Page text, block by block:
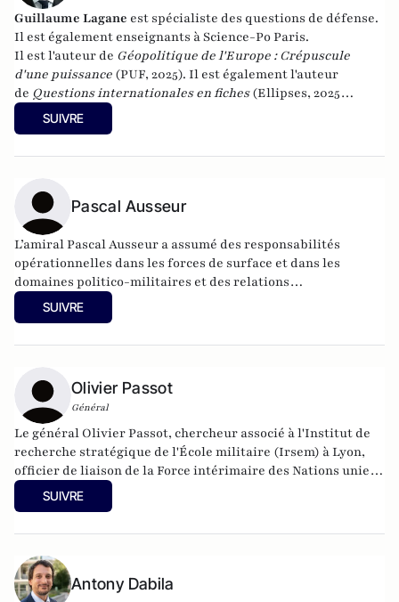
Guillaume Lagane est spécialiste des questions de défense.
Il est également enseignants à Science-Po Paris.
Il est l'auteur de Géopolitique de l'Europe : Crépuscule
d'une puissance (PUF, 2025). Il est également l'auteur
de Questions internationales en fiches (Ellipses, 2025
(cinquième édition)) et de
internationales(Ellipses 2016).
SUIVRE
Pascal Ausseur
L’amiral Pascal Ausseur a assumé des responsabilités
opérationnelles dans les forces de surface et dans les
domaines politico-militaires et des relations
internationales, notamment au sein du cabinet militaire
d’Hervé Morin et comme Chef du cabinet militaire de Jean-
SUIVRE
Olivier Passot
Général
Le général Olivier Passot, chercheur associé à l'Institut de
recherche stratégique de l'École militaire (Irsem) à Lyon,
officier de liaison de la Force intérimaire des Nations unies
au Liban (Finul) de 2018 à 2019 et spécialiste du Moyen-
Orient.
SUIVRE
Antony Dabila